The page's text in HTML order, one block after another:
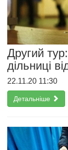
Другий
дільниці
22.11.20 11:30
Детальніше